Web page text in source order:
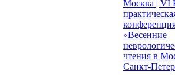
Москва | VI
«Весенние
чтения в
Санкт-